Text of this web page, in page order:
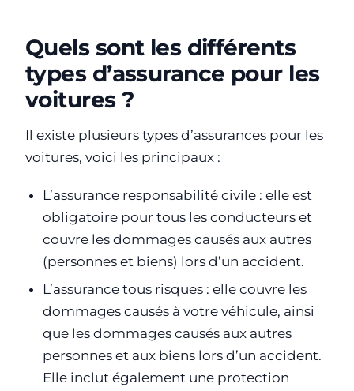
Quels sont les différents
types d’assurance pour les
voitures ?
Il existe plusieurs types d’assurances pour les
voitures, voici les principaux :
L’assurance responsabilité civile : elle est
obligatoire pour tous les conducteurs et
couvre les dommages causés aux autres
(personnes et biens) lors d’un accident.
L’assurance tous risques : elle couvre les
dommages causés à votre véhicule, ainsi
que les dommages causés aux autres
personnes et aux biens lors d’un accident.
Elle inclut également une protection